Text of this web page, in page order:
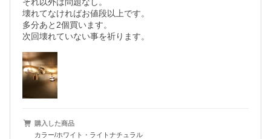
壊れてなければお値段以上です。
多分あと2個買います。
次回壊れていない事を祈ります。
購入した商品
カラー/ホワイト・ライトナチュラル